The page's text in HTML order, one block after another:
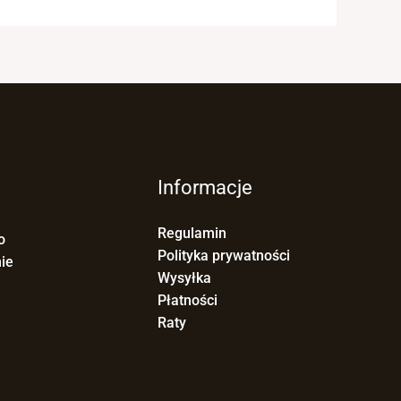
Informacje
Regulamin
Polityka prywatności
Wysyłka
Płatności
Raty